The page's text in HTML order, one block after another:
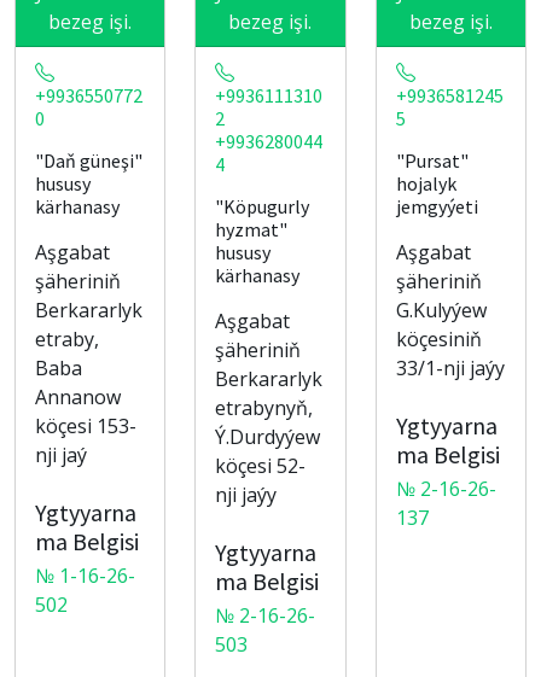
bezeg işi.
+9936550772
0
"Daň güneşi"
hususy
kärhanasy
Aşgabat
şäheriniň
Berkararlyk
etraby,
Baba
Annanow
köçesi 153-
nji jaý
Ygtyyarna
ma Belgisi
№ 1-16-26-
502
bezeg işi.
+9936111310
2
+9936280044
4
"Köpugurly
hyzmat"
hususy
kärhanasy
Aşgabat
şäheriniň
Berkararlyk
etrabynyň,
Ý.Durdyýew
köçesi 52-
nji jaýy
Ygtyyarna
ma Belgisi
№ 2-16-26-
503
bezeg işi.
+9936581245
5
"Pursat"
hojalyk
jemgyýeti
Aşgabat
şäheriniň
G.Kulyýew
köçesiniň
33/1-nji jaýy
Ygtyyarna
ma Belgisi
№ 2-16-26-
137